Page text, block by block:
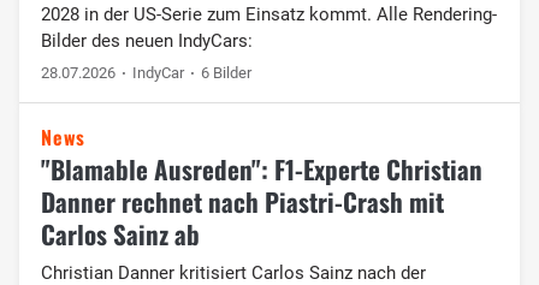
2028 in der US-Serie zum Einsatz kommt. Alle Rendering-
Bilder des neuen IndyCars:
28.07.2026 IndyCar 6 Bilder
News
"Blamable Ausreden": F1-Experte Christian
Danner rechnet nach Piastri-Crash mit
Carlos Sainz ab
Christian Danner kritisiert Carlos Sainz nach der